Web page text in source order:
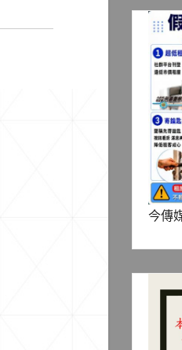
今傳